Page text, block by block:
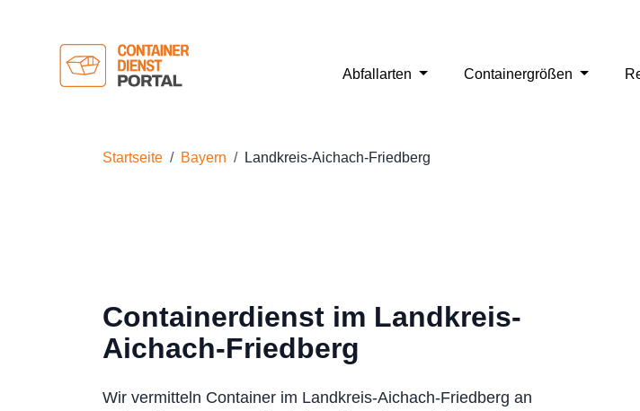
Abfallarten Containergrößen
Startseite Bayern Landkreis-Aichach-Friedberg
Containerdienst im Landkreis-
Aichach-Friedberg
Wir vermitteln Container im Landkreis-Aichach-Friedberg an